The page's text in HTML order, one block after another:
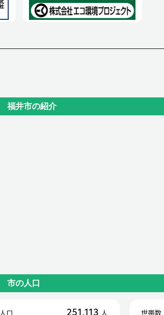
福井市の紹介
市の人口
人口 人 世帯数